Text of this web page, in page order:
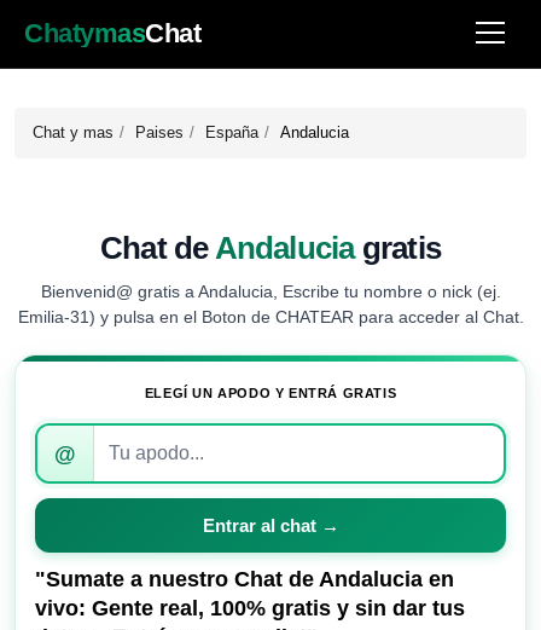
ChatymasChat
Chat y mas Paises España Andalucia
Chat deAndaluciagratis
Bienvenid@ gratis a Andalucia, Escribe tu nombre o nick (ej.
Emilia-31) y pulsa en el Boton de CHATEAR para acceder al Chat.
ELEGÍ UN APODO Y ENTRÁ GRATIS
Introduce
apodo
para
entrar
al
@
Entrar al chat →
"Sumate a nuestro Chat de Andalucia en
vivo: Gente real, 100% gratis y sin dar tus